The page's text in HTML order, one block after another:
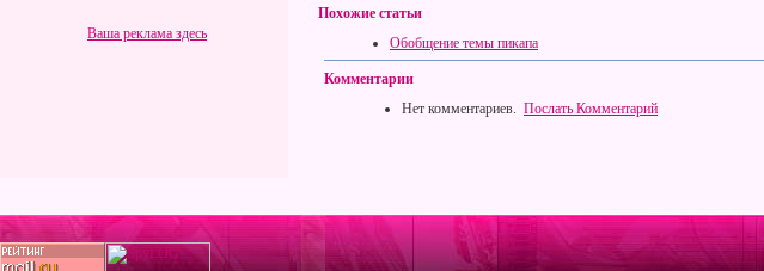
Ваша реклама здесь
Похожие статьи
Обобщение темы пикапа
Комментарии
Нет комментариев. Послать Комментарий